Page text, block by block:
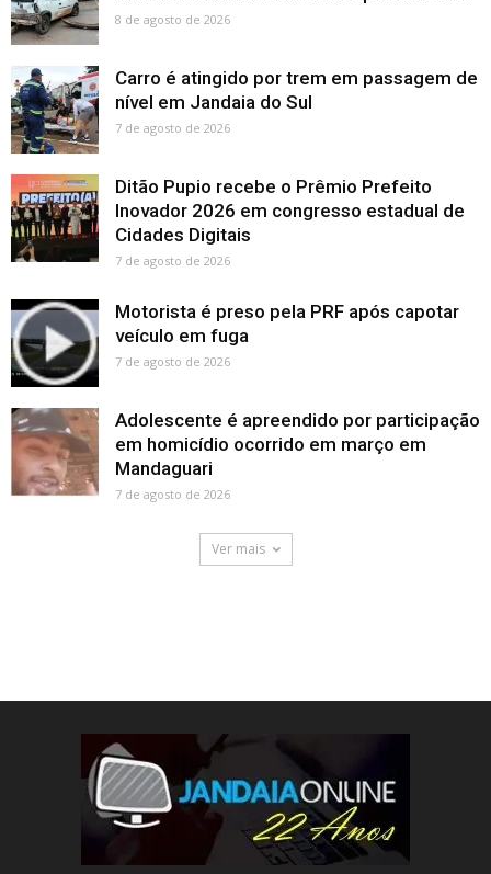
8 de agosto de 2026
Carro é atingido por trem em passagem de
nível em Jandaia do Sul
7 de agosto de 2026
Ditão Pupio recebe o Prêmio Prefeito
Inovador 2026 em congresso estadual de
Cidades Digitais
7 de agosto de 2026
Motorista é preso pela PRF após capotar
veículo em fuga
7 de agosto de 2026
Adolescente é apreendido por participação
em homicídio ocorrido em março em
Mandaguari
7 de agosto de 2026
Ver mais